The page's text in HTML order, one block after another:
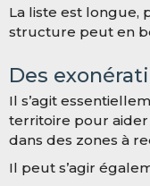
La liste est longue,
structure peut en
Des
Il s’agit
territoire pour aider
dans des zones à
Il peut s’agir